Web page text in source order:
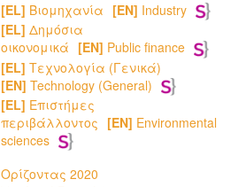
[EL] Βιομηχανία [EN] Industry
[EL] Δημόσια
οικονομικά [EN] Public finance
[EL] Τεχνολογία (Γενικά)
[EN] Technology (General)
[EL] Επιστήμες
περιβάλλοντος [EN] Environmental
sciences
Ορίζοντας 2020